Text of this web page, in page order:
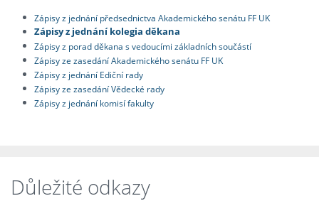
Zápisy z jednání předsednictva Akademického senátu FF UK
Zápisy z jednání kolegia děkana
Zápisy z porad děkana s vedoucími základních součástí
Zápisy ze zasedání Akademického senátu FF UK
Zápisy z jednání Ediční rady
Zápisy ze zasedání Vědecké rady
Zápisy z jednání komisí fakulty
Důležité odkazy